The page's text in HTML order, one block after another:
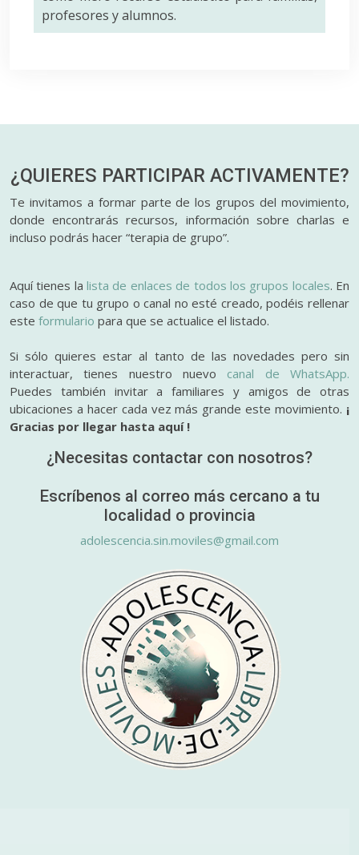
profesores y alumnos.
¿QUIERES PARTICIPAR ACTIVAMENTE?
Te invitamos a formar parte de los grupos del movimiento,
donde encontrarás recursos, información sobre charlas e
incluso podrás hacer “terapia de grupo”.
Aquí tienes lalista de enlaces de todos los grupos locales. En
caso de que tu grupo o canal no esté creado, podéis rellenar
este formulario para que se actualice el listado.
Si sólo quieres estar al tanto de las novedades pero sin
interactuar, tienes nuestro nuevo canal de WhatsApp.
Puedes también invitar a familiares y amigos de otras
ubicaciones a hacer cada vez más grande este movimiento. ¡
Gracias por llegar hasta aquí !
¿Necesitas contactar con nosotros?
Escríbenos al correo más cercano a tu
localidad o provincia
adolescencia.sin.moviles@gmail.com